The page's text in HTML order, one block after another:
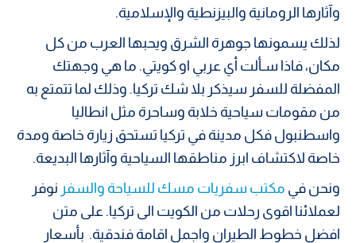
وآثارها الرومانية والبيزنطية والإسلامية.
لذلك يسمونها جوهرة الشرق ويحبها العرب من كل
مكان، فاذا سـألت أي عربي او كويتي. ما هي وجهتك
المفضلة للسفر سيذكر بلا شك تركيا. وذلك لما تتمتع به
من مقومات سياحية خلابة وساحرة مثل انطاليا
واسطنبول فكل مدينة في تركيا تستحق زيارة خاصة ومدة
خاصة لاكتشاف ابرز مناطقها السياحية وآثارها البديعة.
ونحن في مكتب سفريات مسك للسياحة والسفر نوفر
لعملائنا اقوى رحلات من الكويت الى تركيا. على متن
افضل خطوط الطيران واجمل اقامة فندقية. بأسعار